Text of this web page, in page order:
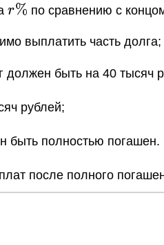
r
r% по сравнению с
выплатить часть долга;
должен быть на 40 тысяч
рублей;
быть полностью погашен.
после полного